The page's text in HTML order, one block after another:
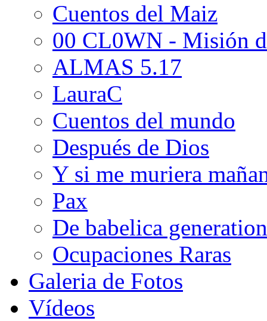
Cuentos del Maiz
00 CL0WN - Misión
ALMAS 5.17
LauraC
Cuentos del mundo
Después de Dios
Y si me muriera
Pax
De babelica
Ocupaciones Raras
Galeria de Fotos
Vídeos